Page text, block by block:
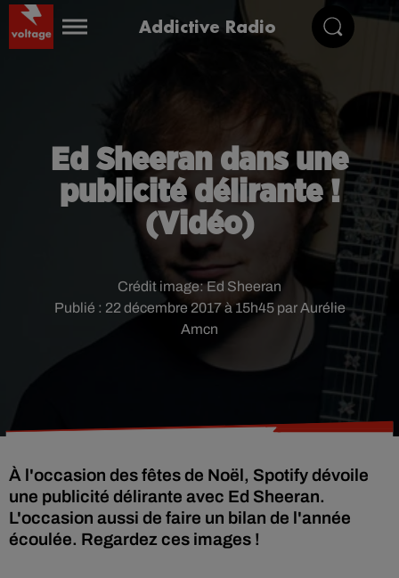
Addictive Radio
Ed Sheeran dans une
publicité délirante !
(Vidéo)
Publié : 22 décembre 2017 à 15h45 par Aurélie
Amcn
Crédit image:Ed Sheeran
À l'occasion des fêtes de Noël, Spotify dévoile
une publicité délirante avec Ed Sheeran.
L'occasion aussi de faire un bilan de l'année
écoulée. Regardez ces images !